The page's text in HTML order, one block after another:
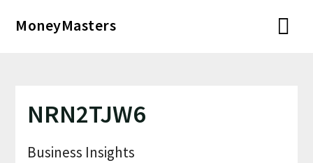
MoneyMasters
NRN2TJW6
Business Insights